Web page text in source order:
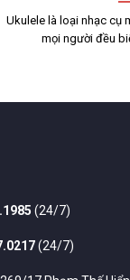
Ukulele là loại nhạc cụ
mọi người đều
(24/7)
(24/7)